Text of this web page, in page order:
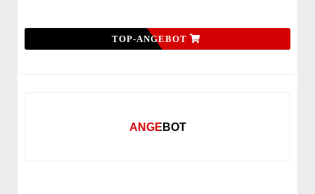
TOP-ANGEBOT
ANGEBOT